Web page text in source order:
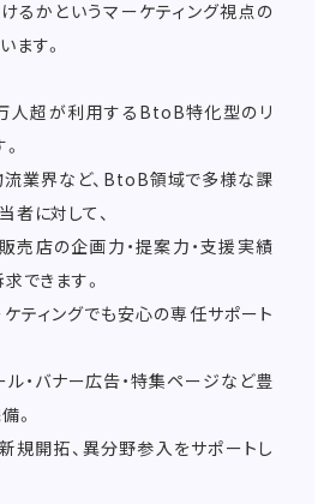
るかというマーケティング視点の
ます。
人超が利用するBtoB特化型のリ
流業界など、BtoB領域で多様な課
者に対して、
売店の企画力・提案力・支援実績
できます。
ティングでも安心の専任サポート
ル・バナー広告・特集ページなど豊
。
規開拓、異分野参入をサポートし